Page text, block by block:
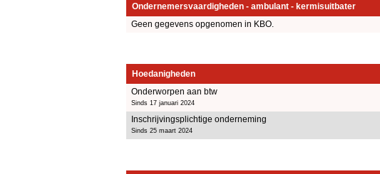
Ondernemersvaardigheden - ambulant - kermisuitbater
Geen gegevens opgenomen in KBO.
Hoedanigheden
Onderworpen aan btw
Sinds 17 januari 2024
Inschrijvingsplichtige onderneming
Sinds 25 maart 2024